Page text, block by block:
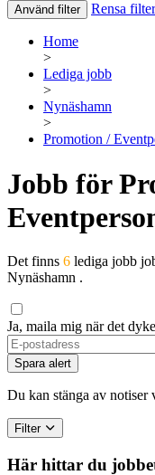
Använd filter Rensa filter
Home
>
Lediga jobb
>
Nynäshamn
>
Promotion /
Jobb för
Det finns 6 lediga jobb
Nynäshamn .
Ja, maila mig när det
If
you
are
a
ignore
this
field
Spara alert
Du kan stänga av notiser
Filter
Här hittar du